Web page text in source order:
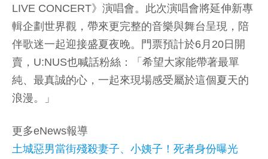
LIVE CONCERT》演唱會。此次演唱會將延伸新專
輯企劃世界觀，帶來更完整的音樂與舞台呈現，陪
伴歌迷一起迎接盛夏夜晚。門票預計於6月20日開
賣，U:NUS也喊話粉絲：「希望大家能帶著最單
純、最真誠的心，一起來現場感受屬於這個夏天的
浪漫。」
更多eNews報導
土城惡男當街殘殺妻子、小姨子！死者身份曝光